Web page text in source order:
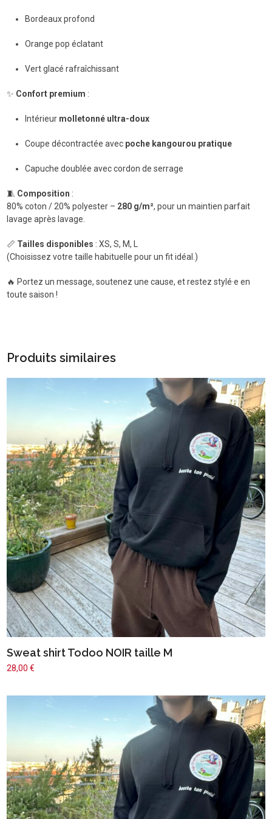
Bordeaux profond
Orange pop éclatant
Vert glacé rafraîchissant
✨ Confort premium :
Intérieur molletonné ultra-doux
Coupe décontractée avec poche kangourou pratique
Capuche doublée avec cordon de serrage
🧵 Composition :
80% coton / 20% polyester – 280 g/m², pour un maintien parfait
lavage après lavage.
📏 Tailles disponibles : XS, S, M, L
(Choisissez votre taille habituelle pour un fit idéal.)
🔥 Portez un message, soutenez une cause, et restez stylé·e en
toute saison !
Produits similaires
Sweat shirt Todoo NOIR taille M
28,00€